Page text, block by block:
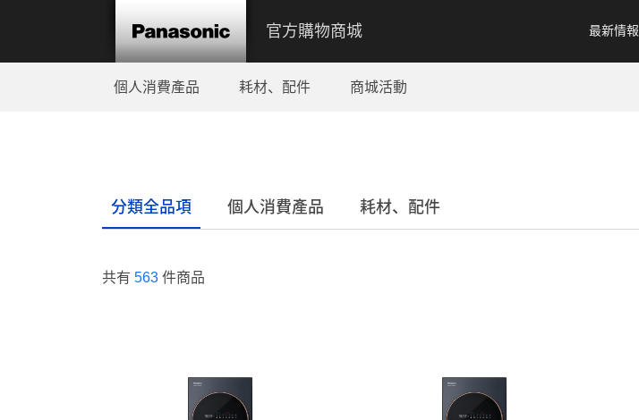
官方購物商城 最新情報
個人消費產品 耗材、配件 商城活動
分類全品項 個人消費產品 耗材、配件
共有 563 件商品